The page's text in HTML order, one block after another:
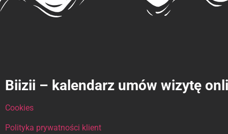
Biizii – kalendarz umów wizytę
Cookies
Polityka prywatności klient